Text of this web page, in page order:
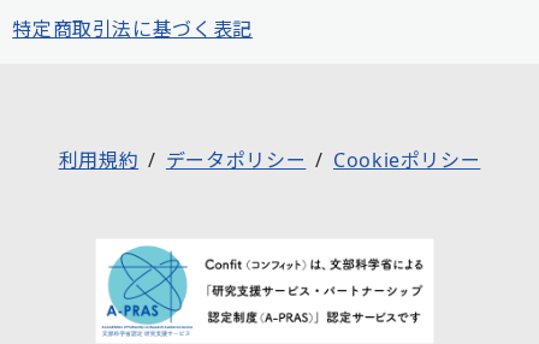
特定商取引法に基づく表記
利用規約 データポリシー Cookieポリシー